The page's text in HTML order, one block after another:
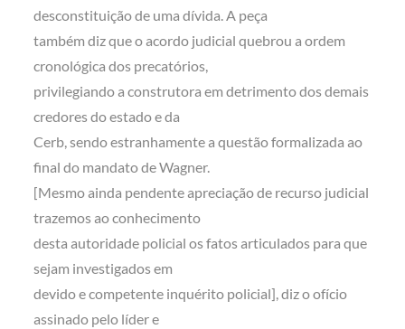
desconstituição de uma dívida. A peça
também diz que o acordo judicial quebrou a ordem
cronológica dos precatórios,
privilegiando a construtora em detrimento dos demais
credores do estado e da
Cerb, sendo estranhamente a questão formalizada ao
final do mandato de Wagner.
[Mesmo ainda pendente apreciação de recurso judicial
trazemos ao conhecimento
desta autoridade policial os fatos articulados para que
sejam investigados em
devido e competente inquérito policial], diz o ofício
assinado pelo líder e